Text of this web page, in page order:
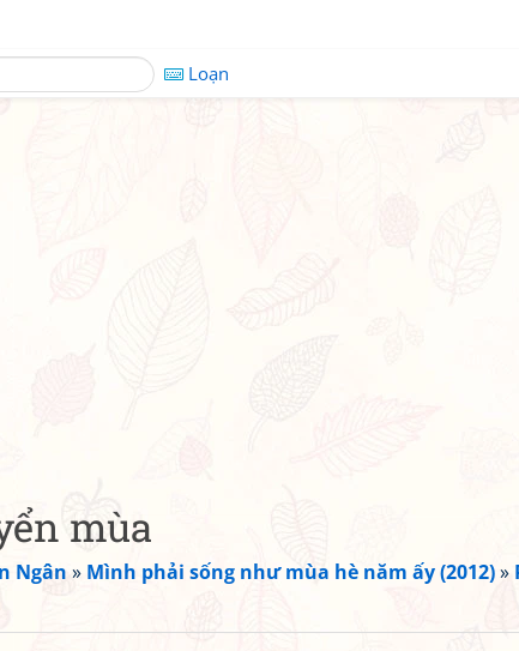
Loạn
mùa
Ngân » Mình phải sống như mùa hè năm ấy (2012)»